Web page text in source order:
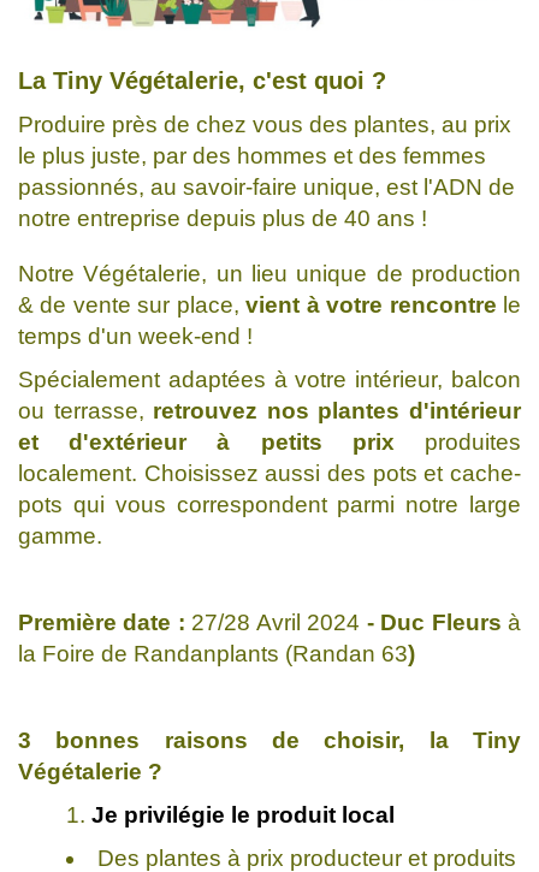
La Tiny Végétalerie, c'est quoi ?
Produire près de chez vous des plantes, au prix
le plus juste, par des hommes et des femmes
passionnés, au savoir-faire unique, est l'ADN de
notre entreprise depuis plus de 40 ans !
Notre Végétalerie, un lieu unique de production
& de vente sur place,vient à votre rencontre le
temps d'un week-end !
Spécialement adaptées à votre intérieur, balcon
ou terrasse, retrouvez nos plantes d'intérieur
et d'extérieur
à petits prix produites
localement. Choisissez aussi des pots et cache-
pots qui vous correspondent parmi notre large
gamme.
Première date : 27/28 Avril 2024 - Duc Fleursà
la Foire de Randanplants (Randan 63)
3 bonnes raisons de choisir, la Tiny
Végétalerie ?
Je privilégie le produit local
Des plantes à prix producteur et produits